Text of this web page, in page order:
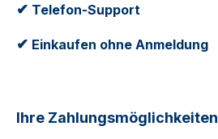
✔ Telefon-Support
✔ Einkaufen ohne Anmeldung
Ihre Zahlungsmöglichkeiten